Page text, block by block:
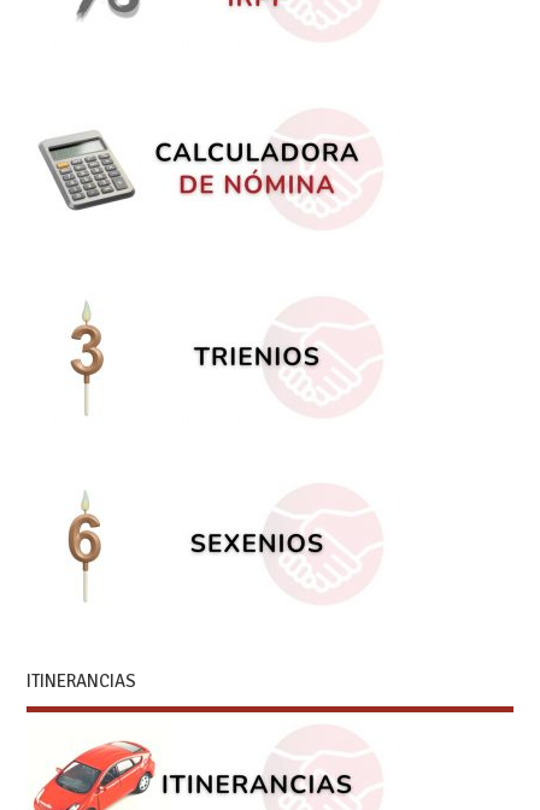
ITINERANCIAS